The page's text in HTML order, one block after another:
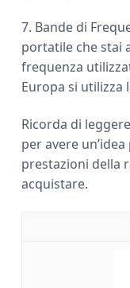
7. Bande di
portatile che stai
frequenza
Europa si utilizza
Ricorda di
per avere
prestazioni della
acquistare.